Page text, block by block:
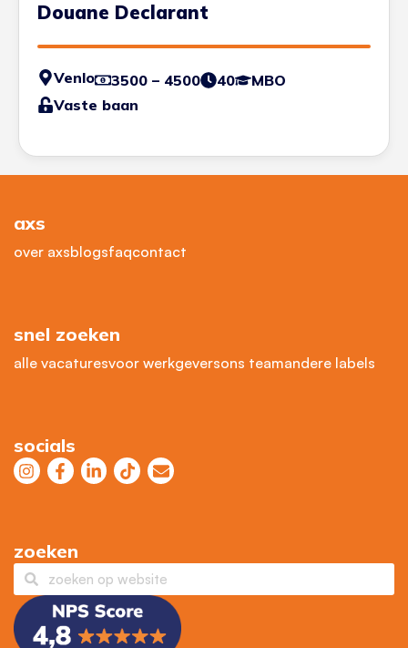
Douane Declarant
Venlo 3500 – 4500 40
MBO
Vaste baan
axs
over axsblogsfaqcontact
snel zoeken
alle vacaturesvoor werkgeversons teamandere labels
socials
zoeken